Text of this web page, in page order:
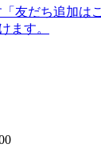
ます。